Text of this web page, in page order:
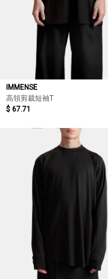
IMMENSE
高領剪裁短袖T
$ 67.71